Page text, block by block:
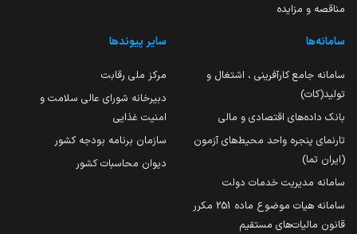
مناقصه و مزایده
سامانه‌ها
سامانه جامع کارآفرینی ، اشتغال و
تولید(کات)
بانک داده‌های اقتصادی و مالی
تارنمای پنجره واحد محیط‌های آزمون
(ایران تما)
سامانه مدیریت خدمات دولت
سامانه هیات موضوع ماده 251 مکرر
قانون مالیات‌های مستقیم
سایر پیوندها
مرکز ملی رقابت
دبیرخانه شورای عالی سلامت و
امنیت غذایی
سازمان برنامه بودجه کشور
دیوان محاسبات کشور